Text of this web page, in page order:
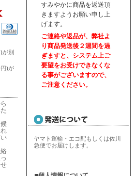
が別
)が
すみやかに商品を返送頂
きますようお願い申し上
げます。
ご連絡や返品が、弊社よ
り商品発送後２週間を過
ぎますと、 システム上ご
要望をお受けできなくな
る事がございますので、
ご注意ください。
ヤマト運輸・エコ配もしくは佐川
急便でお届けします。